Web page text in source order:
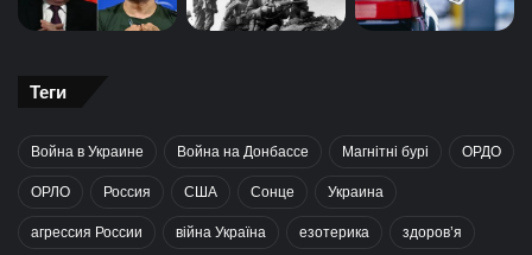
Теги
Война в Украине Война на Донбассе Магнітні бурі ОРДО
ОРЛО Россия США Сонце Украина
агрессия России війна Україна езотерика здоров’я